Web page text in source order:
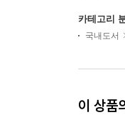
카테고리
국내도서
이 상품